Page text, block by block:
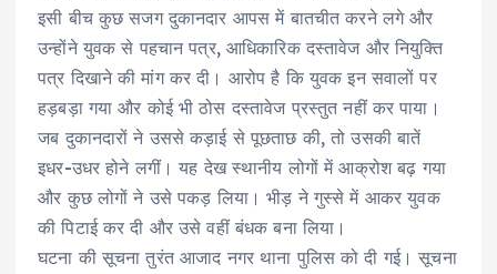
इसी बीच कुछ सजग दुकानदार आपस में बातचीत करने लगे और
उन्होंने युवक से पहचान पत्र, आधिकारिक दस्तावेज और नियुक्ति
पत्र दिखाने की मांग कर दी। आरोप है कि युवक इन सवालों पर
हड़बड़ा गया और कोई भी ठोस दस्तावेज प्रस्तुत नहीं कर पाया।
जब दुकानदारों ने उससे कड़ाई से पूछताछ की, तो उसकी बातें
इधर-उधर होने लगीं। यह देख स्थानीय लोगों में आक्रोश बढ़ गया
और कुछ लोगों ने उसे पकड़ लिया। भीड़ ने गुस्से में आकर युवक
की पिटाई कर दी और उसे वहीं बंधक बना लिया।
घटना की सूचना तुरंत आजाद नगर थाना पुलिस को दी गई। सूचना